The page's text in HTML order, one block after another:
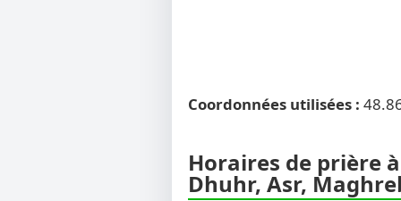
Coordonnées utilisées :
Horaires de prière
Dhuhr, Asr,